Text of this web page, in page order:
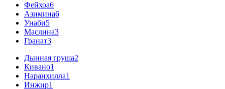
Фейхоа6
Азимина6
Унаби5
Маслина3
Гранат3
Дынная груша2
Кивано1
Наранхилла1
Инжир1